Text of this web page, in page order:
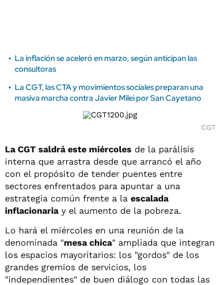
La inflación se aceleró en marzo, según anticipan las
consultoras
La CGT, las CTA y movimientos sociales preparan una
masiva marcha contra Javier Milei por San Cayetano
CGT
La CGT saldrá este miércoles de la parálisis
interna que arrastra desde que arrancó el año
con el propósito de tender puentes entre
sectores enfrentados para apuntar a una
estrategia común frente a la escalada
inflacionariay el aumento de la pobreza.
Lo hará el miércoles en una reunión de la
denominada "mesa chica" ampliada que integran
los espacios mayoritarios: los "gordos" de los
grandes gremios de servicios, los
"independientes" de buen diálogo con todas las